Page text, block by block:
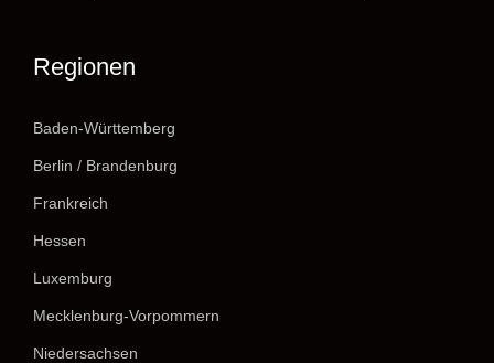
Regionen
Baden-Württemberg
Berlin / Brandenburg
Frankreich
Hessen
Luxemburg
Mecklenburg-Vorpommern
Niedersachsen